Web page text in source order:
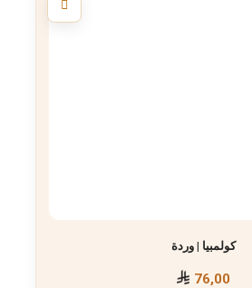
كولمبيا | وردة
76,00